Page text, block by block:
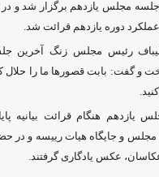
جلسه مجلس یازدهم برگزار شد و در
عملکرد دوره یازدهم قرائت شد.
رئیس مجلس زنگ آخرین
و گفت: بابت قصورها ما را حلال
یازدهم هنگام قرائت بیانیه
مجلس و جایگاه هیات رییسه و در
عکس یادگاری گرفتند.